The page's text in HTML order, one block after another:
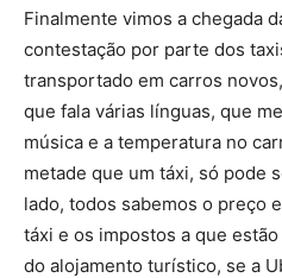
Finalmente vimos a chegada
contestação por parte dos
transportado em carros
que fala várias línguas, que
música e a temperatura no
metade que um táxi, só pode
lado, todos sabemos o preço
táxi e os impostos a que
do alojamento turístico, se a